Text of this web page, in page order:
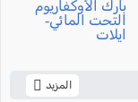
المزيد